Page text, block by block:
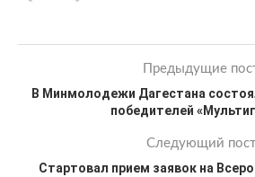
Предыдущие
В Минмолодежи Дагестана
победителей
Следующий
Стартовал прием заявок на